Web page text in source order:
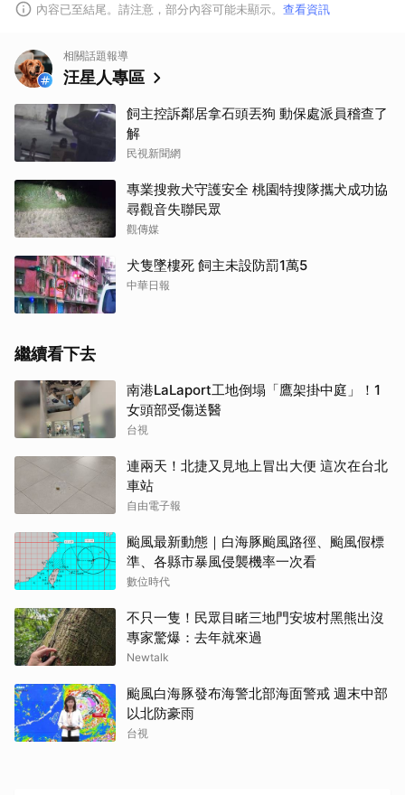
內容已至結尾。請注意，部分內容可能未顯示。 查看資訊
相關話題報導
汪星人專區
飼主控訴鄰居拿石頭丟狗 動保處派員稽查了
解
民視新聞網
專業搜救犬守護安全 桃園特搜隊攜犬成功協
尋觀音失聯民眾
觀傳媒
犬隻墜樓死 飼主未設防罰1萬5
中華日報
繼續看下去
南港LaLaport工地倒塌「鷹架掛中庭」！1
女頭部受傷送醫
台視
連兩天！北捷又見地上冒出大便 這次在台北
車站
自由電子報
颱風最新動態｜白海豚颱風路徑、颱風假標
準、各縣市暴風侵襲機率一次看
數位時代
不只一隻！民眾目睹三地門安坡村黑熊出沒
專家驚爆：去年就來過
Newtalk
颱風白海豚發布海警北部海面警戒 週末中部
以北防豪雨
台視